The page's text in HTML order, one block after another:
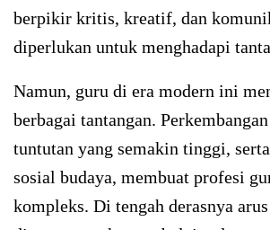
berpikir kritis, kreatif, dan
diperlukan untuk menghadapi
Namun, guru di era modern ini
berbagai tantangan.
tuntutan yang semakin tinggi,
sosial budaya, membuat profesi
kompleks. Di tengah derasnya